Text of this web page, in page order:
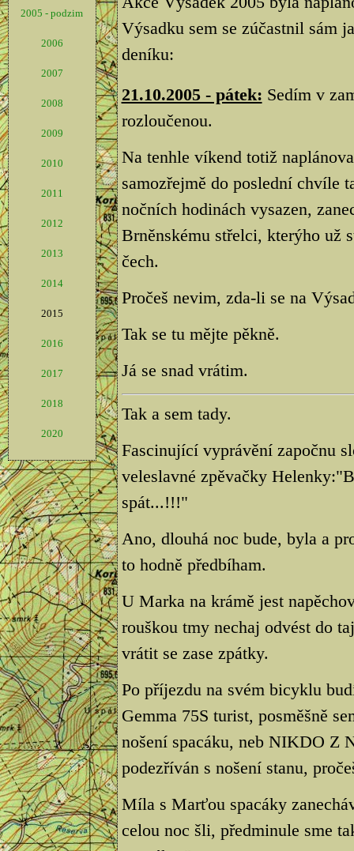
2005 - podzim
2006
2007
2008
2009
2010
2011
2012
2013
2014
2015
2016
2017
2018
2020
Výsadku sem se zúčastnil sám
deníku:
21.10.2005 - pátek: Sedím v
rozloučenou.
Na tenhle víkend totiž
samozřejmě do poslední chvíle
nočních hodinách vysazen,
Brněnskému střelci, kterýho už
čech.
Pročeš nevim, zda-li se na
Tak se tu mějte pěkně.
Já se snad vrátim.
Tak a sem tady.
Fascinující vyprávění započnu
veleslavné zpěvačky
spát...!!!"
Ano, dlouhá noc bude, byla a
to hodně předbíham.
U Marka na krámě jest
rouškou tmy nechaj odvést do
vrátit se zase zpátky.
Po příjezdu na svém bicyklu
Gemma 75S turist, posměšně
nošení spacáku, neb NIKDO Z
podezříván s nošení stanu,
Míla s Marťou spacáky
celou noc šli, předminule sme